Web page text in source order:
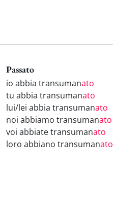
Passato
io abbia transumanato
tu abbia transumanato
lui/lei abbia transumanato
noi abbiamo transumanato
voi abbiate transumanato
loro abbiano transumanato